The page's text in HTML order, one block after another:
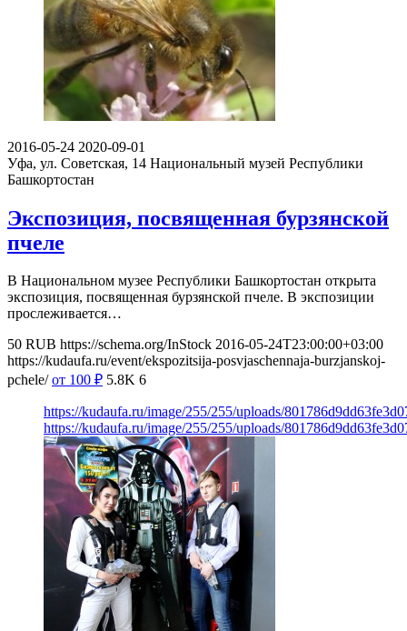
2016-05-24 2020-09-01
Уфа, ул. Советская, 14 Национальный музей Республики
Башкортостан
Экспозиция, посвященная бурзянской
пчеле
В Национальном музее Республики Башкортостан открыта
экспозиция, посвященная бурзянской пчеле. В экспозиции
прослеживается…
50 RUB https://schema.org/InStock 2016-05-24T23:00:00+03:00
https://kudaufa.ru/event/ekspozitsija-posvjaschennaja-burzjanskoj-
pchele/ от 100 ₽ 5.8K 6
https://kudaufa.ru/image/255/255/uploads/
https://kudaufa.ru/image/255/255/uploads/